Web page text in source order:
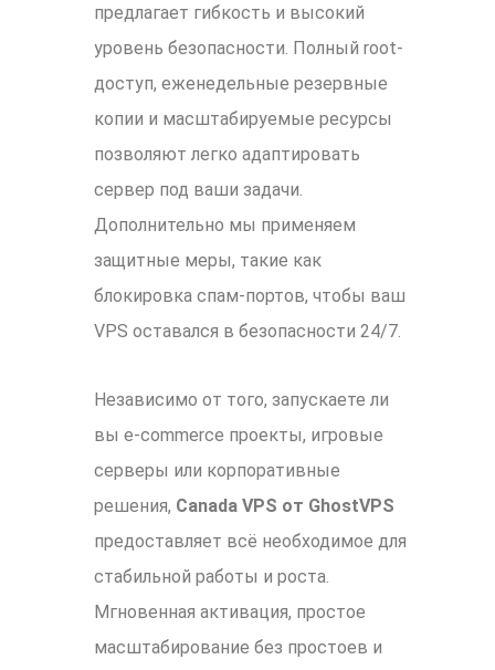
предлагает гибкость и высокий
уровень безопасности. Полный root-
доступ, еженедельные резервные
копии и масштабируемые ресурсы
позволяют легко адаптировать
сервер под ваши задачи.
Дополнительно мы применяем
защитные меры, такие как
блокировка спам-портов, чтобы ваш
VPS оставался в безопасности 24/7.
Независимо от того, запускаете ли
вы e-commerce проекты, игровые
серверы или корпоративные
решения, Canada VPS от GhostVPS
предоставляет всё необходимое для
стабильной работы и роста.
Мгновенная активация, простое
масштабирование без простоев и